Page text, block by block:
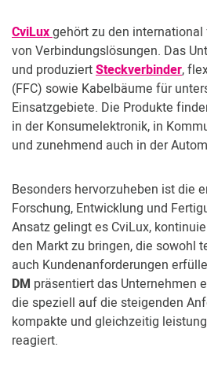
CviLuxgehört zu den
von Verbindungslösungen. Das
und produziertSteckverbinder,
(FFC) sowie Kabelbäume für
Einsatzgebiete. Die Produkte
in der Konsumelektronik, in
und zunehmend auch in der
Besonders hervorzuheben ist die
Forschung, Entwicklung und
Ansatz gelingt es CviLux,
den Markt zu bringen, die sowohl
auch Kundenanforderungen
DM präsentiert das Unternehmen
die speziell auf die steigenden
kompakte und gleichzeitig
reagiert.